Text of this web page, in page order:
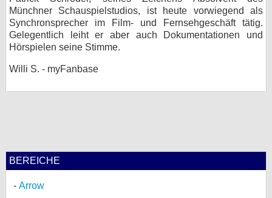
Münchner Schauspielstudios, ist heute vorwiegend als
Synchronsprecher im Film- und Fernsehgeschäft tätig.
Gelegentlich leiht er aber auch Dokumentationen und
Hörspielen seine Stimme.
Willi S. - myFanbase
BEREICHE
Arrow
KULTUR
Specials
Forum